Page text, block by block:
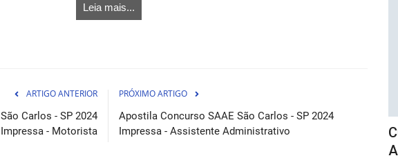
Leia mais...
ARTIGO ANTERIOR
Carlos - SP 2024
Impressa - Motorista
PRÓXIMO ARTIGO
Apostila Concurso SAAE São Carlos - SP 2024
Impressa - Assistente Administrativo
- Técnico de
Curso Prefeitura de Limeira - SP -